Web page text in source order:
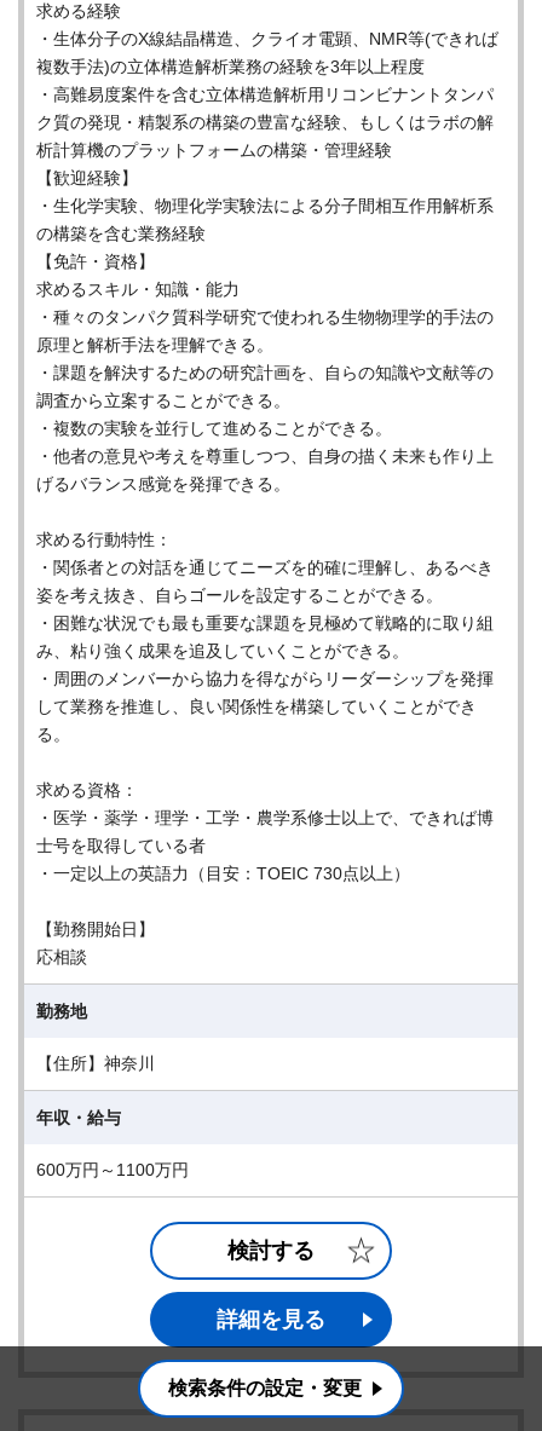
求める経験
・生体分子のX線結晶構造、クライオ電顕、NMR等(できれば
複数手法)の立体構造解析業務の経験を3年以上程度
・高難易度案件を含む立体構造解析用リコンビナントタンパ
ク質の発現・精製系の構築の豊富な経験、もしくはラボの解
析計算機のプラットフォームの構築・管理経験
【歓迎経験】
・生化学実験、物理化学実験法による分子間相互作用解析系
の構築を含む業務経験
【免許・資格】
求めるスキル・知識・能力
・種々のタンパク質科学研究で使われる生物物理学的手法の
原理と解析手法を理解できる。
・課題を解決するための研究計画を、自らの知識や文献等の
調査から立案することができる。
・複数の実験を並行して進めることができる。
・他者の意見や考えを尊重しつつ、自身の描く未来も作り上
げるバランス感覚を発揮できる。
求める行動特性：
・関係者との対話を通じてニーズを的確に理解し、あるべき
姿を考え抜き、自らゴールを設定することができる。
・困難な状況でも最も重要な課題を見極めて戦略的に取り組
み、粘り強く成果を追及していくことができる。
・周囲のメンバーから協力を得ながらリーダーシップを発揮
して業務を推進し、良い関係性を構築していくことができ
る。
求める資格：
・医学・薬学・理学・工学・農学系修士以上で、できれば博
士号を取得している者
・一定以上の英語力（目安：TOEIC 730点以上）
【勤務開始日】
応相談
勤務地
【住所】神奈川
年収・給与
600万円～1100万円
検討する
詳細を見る
検索条件の設定・変更